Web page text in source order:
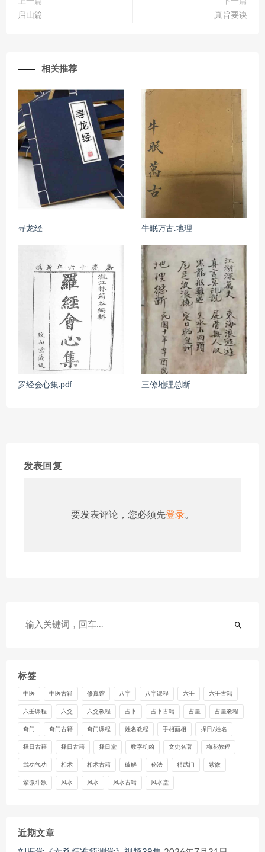
启山篇
真旨要诀
相关推荐
寻龙经 牛眠万古.地理
罗经会心集.pdf 三僚地理总断
发表回复
要发表评论，您必须先登录。
标签
中医 中医古籍 修真馆 八字 八字课程 六壬 六壬古籍
六壬课程 六爻 六爻教程 占卜 占卜古籍 占星 占星教程
奇门 奇门古籍 奇门课程 姓名教程 手相面相 择日/姓名
择日古籍 择日古籍 择日堂 数字机凶 文史名著 梅花教程
武功气功 相术 相术古籍 破解 秘法 精武门 紫微
紫微斗数 风水 风水 风水古籍 风水堂
近期文章